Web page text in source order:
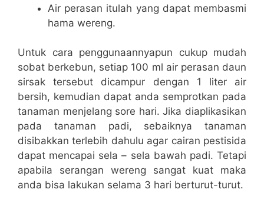
Air perasan itulah yang dapat membasmi
hama wereng.
Untuk cara penggunaannyapun cukup mudah
sobat berkebun, setiap 100 ml air perasan daun
sirsak tersebut dicampur dengan 1 liter air
bersih, kemudian dapat anda semprotkan pada
tanaman menjelang sore hari. Jika diaplikasikan
pada tanaman padi, sebaiknya tanaman
disibakkan terlebih dahulu agar cairan pestisida
dapat mencapai sela – sela bawah padi. Tetapi
apabila serangan wereng sangat kuat maka
anda bisa lakukan selama 3 hari berturut-turut.